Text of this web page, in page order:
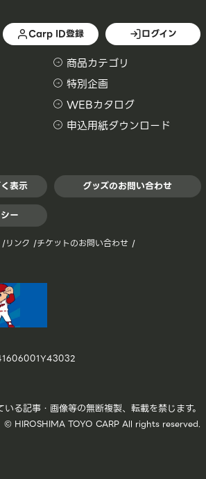
Carp ID登録 ログイン
商品カテゴリ
特別企画
WEBカタログ
申込用紙ダウンロード
表示
グッズのお問い合わせ
ー
リンク チケットのお問い合わせ
る記事・画像等の無断複製、転載を禁じます。
© HIROSHIMA TOYO CARP All rights reserved.